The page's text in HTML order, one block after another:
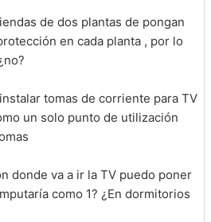
de dos plantas de pongan
en cada planta , por lo
tomas de corriente para TV
un solo punto de utilización
donde va a ir la TV puedo poner
como 1? ¿En dormitorios